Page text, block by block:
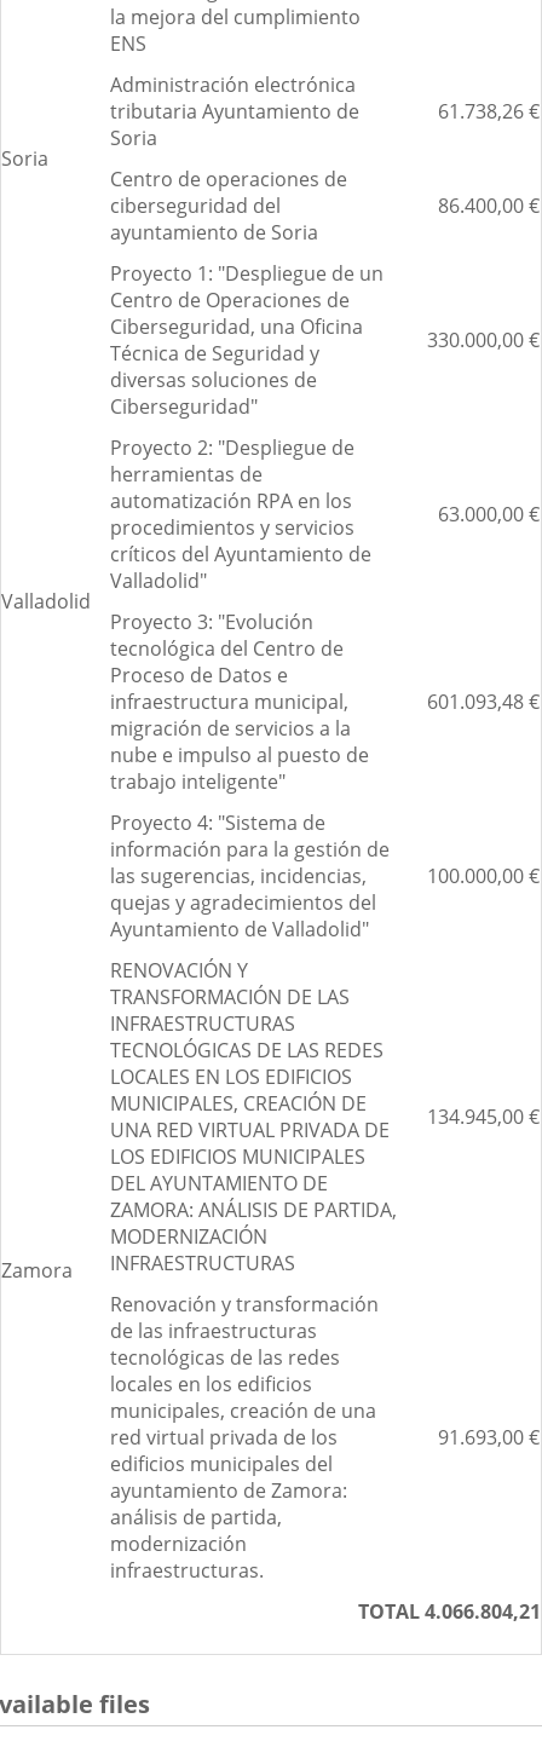
la mejora del cumplimiento
ENS
Soria
Administración electrónica
tributaria Ayuntamiento de
Soria
61.738,26 €
Centro de operaciones de
ciberseguridad del
ayuntamiento de Soria
86.400,00 €
Valladolid
Proyecto 1: "Despliegue de un
Centro de Operaciones de
Ciberseguridad, una Oficina
Técnica de Seguridad y
diversas soluciones de
Ciberseguridad"
330.000,00 €
Proyecto 2: "Despliegue de
herramientas de
automatización RPA en los
procedimientos y servicios
críticos del Ayuntamiento de
Valladolid"
63.000,00 €
Proyecto 3: "Evolución
tecnológica del Centro de
Proceso de Datos e
infraestructura municipal,
migración de servicios a la
nube e impulso al puesto de
trabajo inteligente"
601.093,48 €
Proyecto 4: "Sistema de
información para la gestión de
las sugerencias, incidencias,
quejas y agradecimientos del
Ayuntamiento de Valladolid"
100.000,00 €
Zamora
RENOVACIÓN Y
TRANSFORMACIÓN DE LAS
INFRAESTRUCTURAS
TECNOLÓGICAS DE LAS REDES
LOCALES EN LOS EDIFICIOS
MUNICIPALES, CREACIÓN DE
UNA RED VIRTUAL PRIVADA DE
LOS EDIFICIOS MUNICIPALES
DEL AYUNTAMIENTO DE
ZAMORA: ANÁLISIS DE PARTIDA,
MODERNIZACIÓN
INFRAESTRUCTURAS
134.945,00 €
Renovación y transformación
de las infraestructuras
tecnológicas de las redes
locales en los edificios
municipales, creación de una
red virtual privada de los
edificios municipales del
ayuntamiento de Zamora:
análisis de partida,
modernización
infraestructuras.
91.693,00 €
TOTAL 4.066.804,21
files